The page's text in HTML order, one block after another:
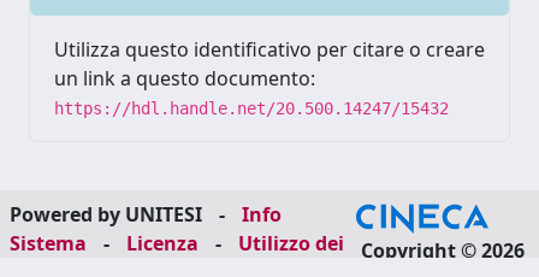
Utilizza questo identificativo per citare o creare
un link a questo documento:
https://hdl.handle.net/20.500.14247/15432
Powered by UNITESI -
Info
Sistema
- Licenza -
Utilizzo dei
Copyright © 2026